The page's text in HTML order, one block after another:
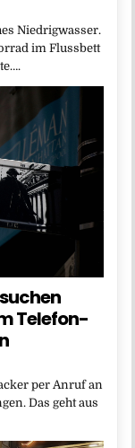
Niedrigwasser.
im Flussbett
Telefon-
per Anruf an
Das geht aus